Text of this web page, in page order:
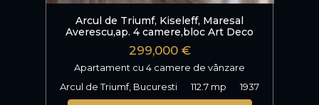
Arcul de Triumf, Kiseleff, Maresal
Averescu,ap. 4 camere,bloc Art Deco
299,000 €
Apartament cu 4 camere de vânzare
Arcul de Triumf, Bucuresti
112.7 mp 1937